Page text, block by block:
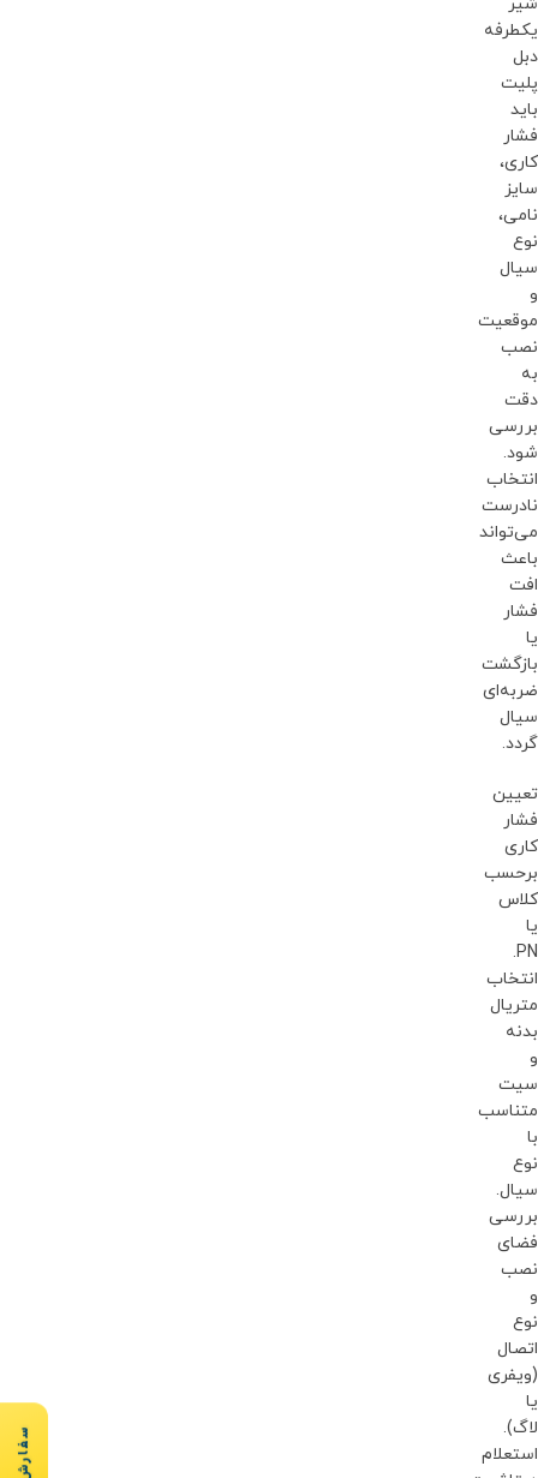
یکطرفه
دبل
پلیت
باید
فشار
کاری،
سایز
نامی،
نوع
سیال
و
موقعیت
نصب
به
دقت
بررسی
شود.
انتخاب
نادرست
می‌تواند
باعث
افت
فشار
یا
بازگشت
ضربه‌ای
سیال
گردد.
تعیین
فشار
کاری
برحسب
کلاس
یا
PN.
انتخاب
متریال
بدنه
و
سیت
متناسب
با
نوع
سیال.
بررسی
فضای
نصب
و
نوع
اتصال
(ویفری
یا
لاگ).
استعلام